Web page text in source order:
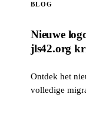
BLOG
Nieuwe
jls42.org
Ontdek het
volledige